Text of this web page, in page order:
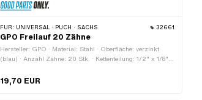
FÜR: UNIVERSAL · PUCH · SACHS 32661
GPO Freilauf 20 Zähne
Hersteller: GPO · Material: Stahl · Oberfläche: verzinkt
(blau) · Anzahl Zähne: 20 Stk. · Kettenteilung: 1/2" x 1/8" ·
19,70 EUR